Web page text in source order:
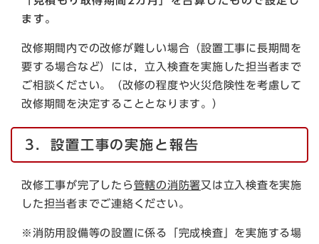
ます。
改修期間内での改修が難しい場合（設置工事に長期間を
要する場合など）には，立入検査を実施した担当者まで
ご相談ください。（改修の程度や火災危険性を考慮して
改修期間を決定することとなります。）
3．設置工事の実施と報告
改修工事が完了したら管轄の消防署又は立入検査を実施
した担当者までご連絡ください。
※消防用設備等の設置に係る「完成検査」を実施する場